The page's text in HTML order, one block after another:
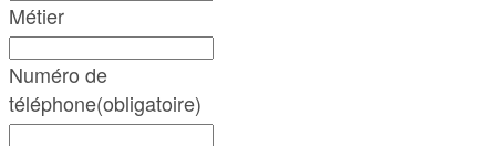
Métier
Numéro de
téléphone(obligatoire)